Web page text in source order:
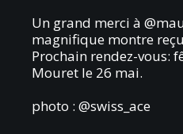
Un grand merci à
magnifique montre
Prochain rendez-vous:
Mouret le 26 mai.
photo : @swiss_ace